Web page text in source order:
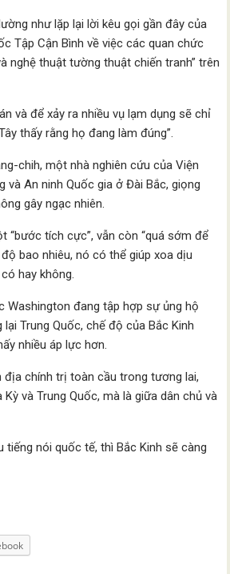
như lặp lại lời kêu gọi gần đây của
Tập Cận Bình về việc các quan chức
nghệ thuật tường thuật chiến tranh” trên
và để xảy ra nhiều vụ lạm dụng sẽ chỉ
thấy rằng họ đang làm đúng”.
chih, một nhà nghiên cứu của Viện
và An ninh Quốc gia ở Đài Bắc, giọng
gây ngạc nhiên.
“bước tích cực”, vẫn còn “quá sớm để
bao nhiêu, nó có thể giúp xoa dịu
hay không.
Washington đang tập hợp sự ủng hộ
Trung Quốc, chế độ của Bắc Kinh
nhiều áp lực hơn.
chính trị toàn cầu trong tương lai,
Kỳ và Trung Quốc, mà là giữa dân chủ và
tiếng nói quốc tế, thì Bắc Kinh sẽ càng